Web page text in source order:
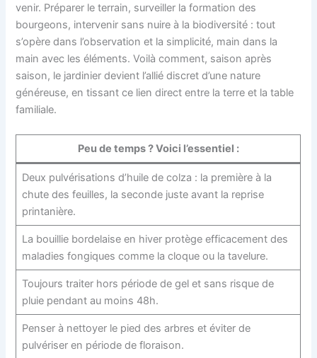
venir. Préparer le terrain, surveiller la formation des
bourgeons, intervenir sans nuire à la biodiversité : tout
s’opère dans l’observation et la simplicité, main dans la
main avec les éléments. Voilà comment, saison après
saison, le jardinier devient l’allié discret d’une nature
généreuse, en tissant ce lien direct entre la terre et la table
familiale.
Peu de temps ? Voici l’essentiel :
Deux pulvérisations d’huile de colza : la première à la
chute des feuilles, la seconde juste avant la reprise
printanière.
La bouillie bordelaise en hiver protège efficacement des
maladies fongiques comme la cloque ou la tavelure.
Toujours traiter hors période de gel et sans risque de
pluie pendant au moins 48h.
Penser à nettoyer le pied des arbres et éviter de
pulvériser en période de floraison.